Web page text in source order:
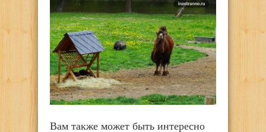
Вам также может быть интересно